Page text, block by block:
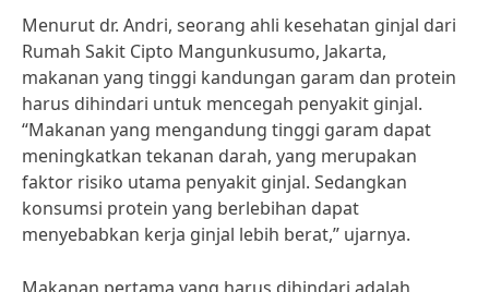
Menurut dr. Andri, seorang ahli kesehatan ginjal dari
Rumah Sakit Cipto Mangunkusumo, Jakarta,
makanan yang tinggi kandungan garam dan protein
harus dihindari untuk mencegah penyakit ginjal.
“Makanan yang mengandung tinggi garam dapat
meningkatkan tekanan darah, yang merupakan
faktor risiko utama penyakit ginjal. Sedangkan
konsumsi protein yang berlebihan dapat
menyebabkan kerja ginjal lebih berat,” ujarnya.